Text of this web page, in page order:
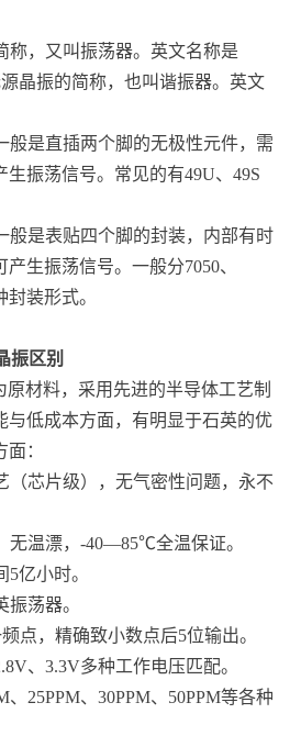
称，又叫振荡器。英文名称是
晶振的简称，也叫谐振器。英文
般是直插两个脚的无极性元件，需
振荡信号。常见的有49U、49S
般是表贴四个脚的封装，内部有时
生振荡信号。一般分7050、
封装形式。
振区别
材料，采用先进的半导体工艺制
与低成本方面，有明显于石英的优
：
（芯片级），无气密性问题，永不
无温漂，-40—85℃全温保证。
亿小时。
振荡器。
点，精确致小数点后5位输出。
、3.3V多种工作电压匹配。
、25PPM、30PPM、50PPM等各种